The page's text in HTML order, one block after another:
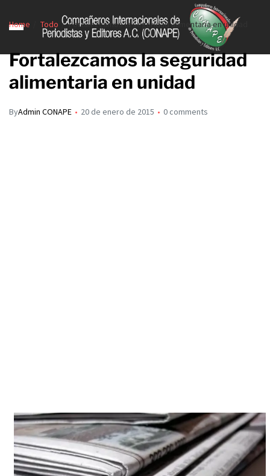
Home Todo Fortalezcamos la seguridad alimentaria en unidad
Fortalezcamos la seguridad
alimentaria en unidad
ByAdmin CONAPE 20 de enero de 2015 0 comments